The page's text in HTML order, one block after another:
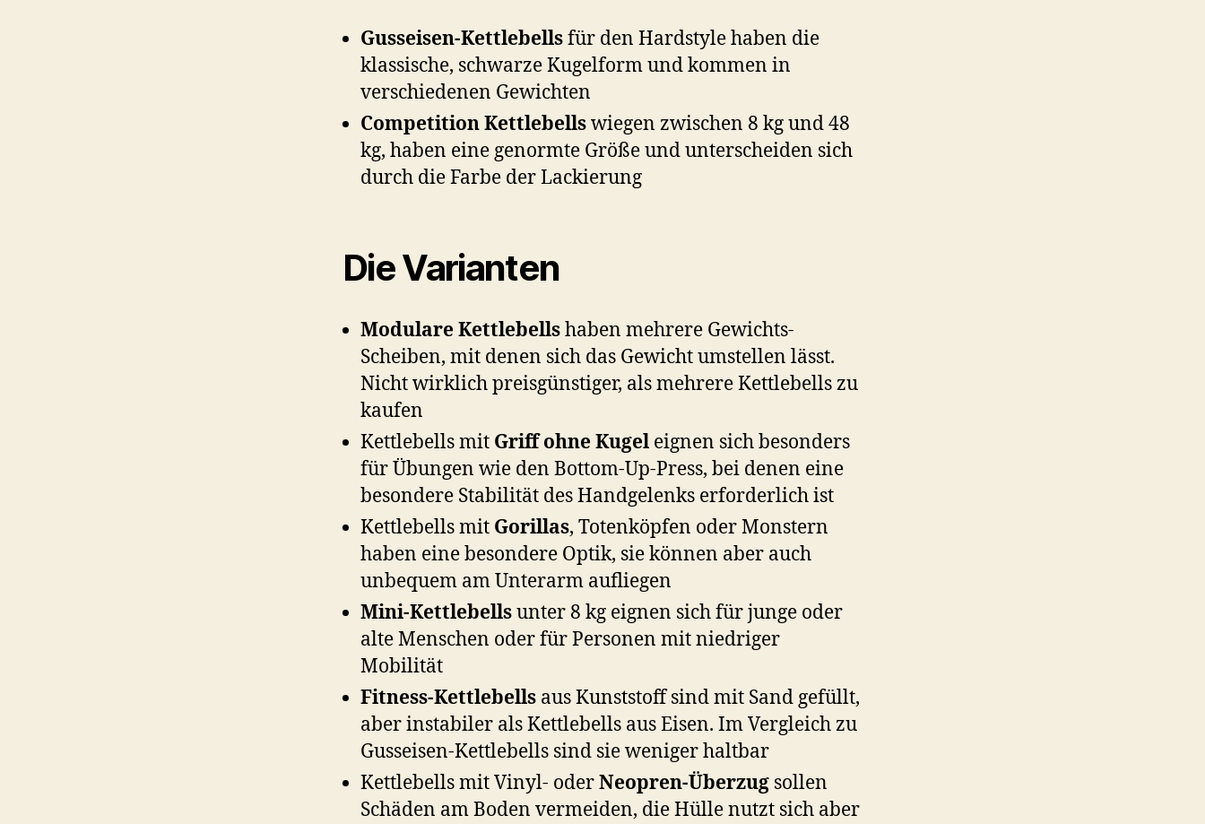
Gusseisen-Kettlebellsfür den Hardstyle haben die
klassische, schwarze Kugelform und kommen in
verschiedenen Gewichten
Competition Kettlebellswiegen zwischen 8 kg und 48
kg, haben eine genormte Größe und unterscheiden sich
durch die Farbe der Lackierung
Die Varianten
Modulare Kettlebellshaben mehrere Gewichts-
Scheiben, mit denen sich das Gewicht umstellen lässt.
Nicht wirklich preisgünstiger, als mehrere Kettlebells zu
kaufen
Kettlebells mit Griff ohne Kugel eignen sich besonders
für Übungen wie den Bottom-Up-Press, bei denen eine
besondere Stabilität des Handgelenks erforderlich ist
Kettlebells mit Gorillas, Totenköpfen oder Monstern
haben eine besondere Optik, sie können aber auch
unbequem am Unterarm aufliegen
Mini-Kettlebellsunter 8 kg eignen sich für junge oder
alte Menschen oder für Personen mit niedriger
Mobilität
Fitness-Kettlebells aus Kunststoff sind mit Sand gefüllt,
aber instabiler als Kettlebells aus Eisen. Im Vergleich zu
Gusseisen-Kettlebells sind sie weniger haltbar
Kettlebells mit Vinyl- oderNeopren-Überzug sollen
Schäden am Boden vermeiden, die Hülle nutzt sich aber